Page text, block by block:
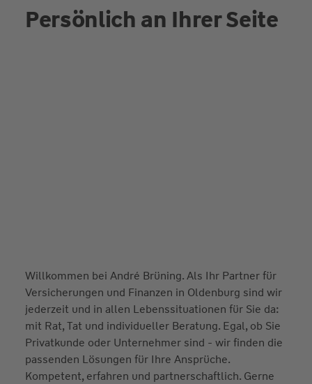
Persönlich an Ihrer Seite
Willkommen bei André Brüning. Als Ihr Partner für
Versicherungen und Finanzen in Oldenburg sind wir
jederzeit und in allen Lebenssituationen für Sie da:
mit Rat, Tat und individueller Beratung. Egal, ob Sie
Privatkunde oder Unternehmer sind - wir finden die
passenden Lösungen für Ihre Ansprüche.
Kompetent, erfahren und partnerschaftlich. Gerne